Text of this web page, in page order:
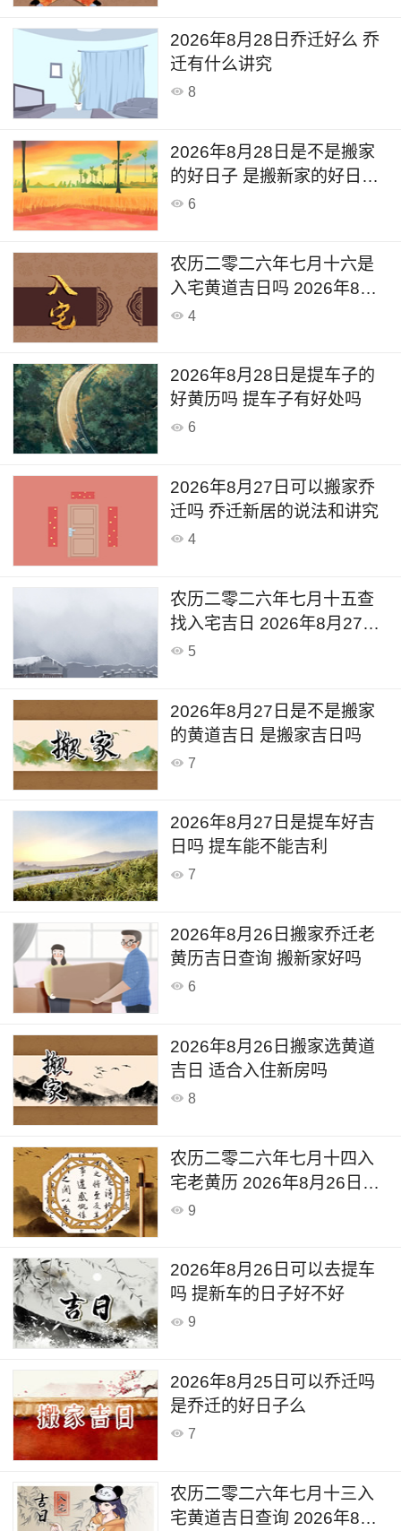
2026年8月28日乔迁好么 乔
迁有什么讲究
8
2026年8月28日是不是搬家
的好日子 是搬新家的好日子
么 6
农历二零二六年七月十六是
入宅黄道吉日吗 2026年8月
28日可以入宅搬入新家吗
4
2026年8月28日是提车子的
好黄历吗 提车子有好处吗
6
2026年8月27日可以搬家乔
迁吗 乔迁新居的说法和讲究
4
农历二零二六年七月十五查
找入宅吉日 2026年8月27日
是入宅黄道吉日吗
5
2026年8月27日是不是搬家
的黄道吉日 是搬家吉日吗
7
2026年8月27日是提车好吉
日吗 提车能不能吉利
7
2026年8月26日搬家乔迁老
黄历吉日查询 搬新家好吗
6
2026年8月26日搬家选黄道
吉日 适合入住新房吗
8
农历二零二六年七月十四入
宅老黄历 2026年8月26日黄
道吉日查询
9
2026年8月26日可以去提车
吗 提新车的日子好不好
9
2026年8月25日可以乔迁吗
是乔迁的好日子么
7
农历二零二六年七月十三入
宅黄道吉日查询 2026年8月